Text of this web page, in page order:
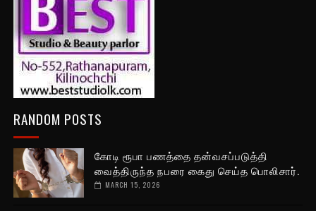
RANDOM POSTS
கோடி ரூபா பணத்தை தன்வசப்படுத்தி
வைத்திருந்த நபரை கைது செய்த பொலிசார்.
MARCH 15, 2026